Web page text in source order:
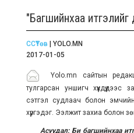
"Багшийнхаа
ССҮТөв | YOLO.MN
2017-01-05
Yolo.mn сайтын
тулгарсан уншигч
сэтгэл судлаач болон
хүргэдэг. Ээлжит захиа болон
Асуудал:Би багшийнхаа